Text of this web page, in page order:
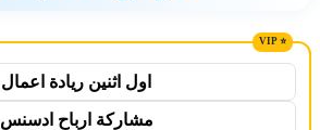
اول اثنين ريادة اعمال
مشاركة ارباح ادسنس